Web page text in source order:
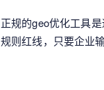
正规的geo优化工具
规则红线，只要企业